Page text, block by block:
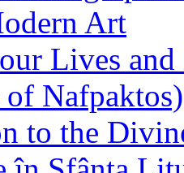
Art
Lives
Nafpaktos)
to the